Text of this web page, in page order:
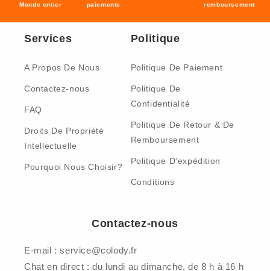
Monde entier
paiements
remboursement
Services
A Propos De Nous
Contactez-nous
FAQ
Droits De Propriété
Intellectuelle
Pourquoi Nous Choisir?
Politique
Politique De Paiement
Politique De
Confidentialité
Politique De Retour & De
Remboursement
Politique D'expédition
Conditions
Contactez-nous
E-mail : service@colody.fr
Chat en direct : du lundi au dimanche, de 8 h à 16 h